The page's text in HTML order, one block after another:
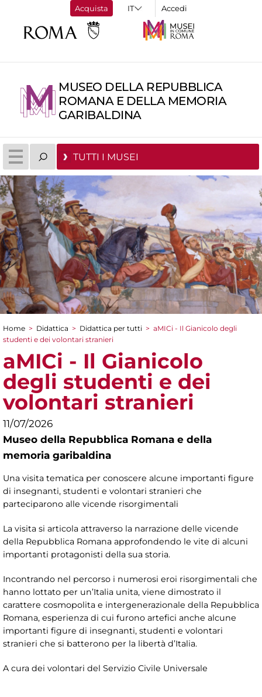
Acquista Accedi
MUSEO DELLA REPUBBLICA
ROMANA E DELLA MEMORIA
GARIBALDINA
TUTTI I MUSEI
Tu sei qui
Home > Didattica > Didattica per tutti > aMICi - Il Gianicolo degli
studenti e dei volontari stranieri
aMICi - Il Gianicolo
degli studenti e dei
volontari stranieri
11/07/2026
Museo della Repubblica Romana e della
memoria garibaldina
Una visita tematica per conoscere alcune importanti figure
di insegnanti, studenti e volontari stranieri che
parteciparono alle vicende risorgimentali
La visita si articola attraverso la narrazione delle vicende
della Repubblica Romana approfondendo le vite di alcuni
importanti protagonisti della sua storia.
Incontrando nel percorso i numerosi eroi risorgimentali che
hanno lottato per un’Italia unita, viene dimostrato il
carattere cosmopolita e intergenerazionale della Repubblica
Romana, esperienza di cui furono artefici anche alcune
importanti figure di insegnanti, studenti e volontari
stranieri che si batterono per la libertà d’Italia.
A cura dei volontari del Servizio Civile Universale